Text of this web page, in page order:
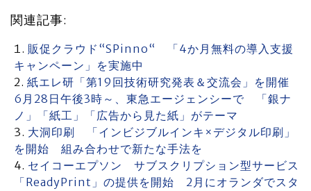
関連記事:
販促クラウド“SPinno“ 「4か月無料の導入支援
キャンペーン」を実施中
紙エレ研「第19回技術研究発表＆交流会」を開催
6月28日午後3時～、東急エージェンシーで 「銀ナ
ノ」「紙工」「広告から見た紙」がテーマ
大洞印刷 「インビジブルインキ×デジタル印刷」
を開始 組み合わせで新たな手法を
セイコーエプソン サブスクリプション型サービス
「ReadyPrint」の提供を開始 2月にオランダでスタ